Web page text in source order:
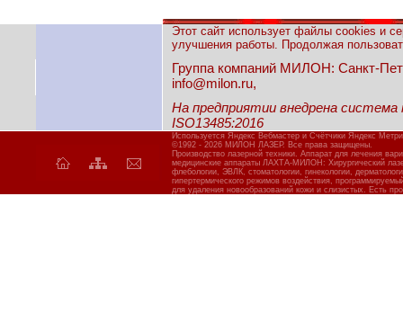
Этот сайт использует файлы cookies и
улучшения работы. Продолжая
Группа компаний МИЛОН: Санкт-
info@milon.ru,
На предприятии внедрена
ISO13485:2016
Используется Яндекс Вебмастер и Счётчики Яндекс
©1992 - 2026 МИЛОН ЛАЗЕР. Все права защищены.
Производство лазерной техники. Аппарат для лечения
медицинские аппараты ЛАХТА-МИЛОН: Хирургический
флебологии, ЭВЛК, стоматологии, гинекологии,
гипертермического режимов воздействия,
для удаления новообразований кожи и слизистых. Есть